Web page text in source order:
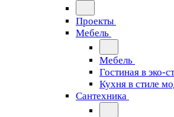
Проекты
Мебель
Мебель
Гостиная в эко-
Кухня в стиле
Сантехника